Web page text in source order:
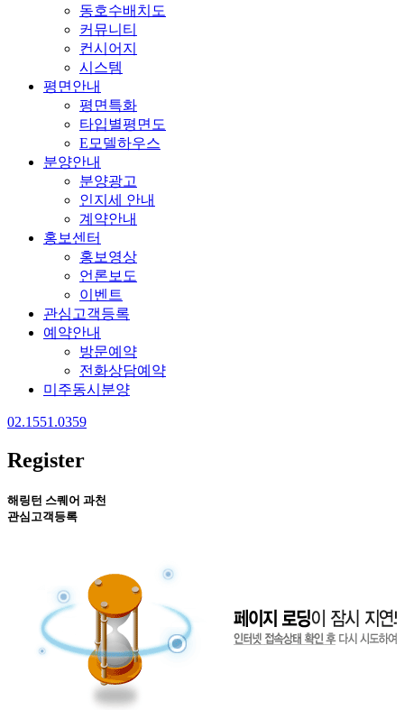
동호수배치도
커뮤니티
컨시어지
시스템
평면안내
평면특화
타입별평면도
E모델하우스
분양안내
분양광고
인지세 안내
계약안내
홍보센터
홍보영상
언론보도
이벤트
관심고객등록
예약안내
방문예약
전화상담예약
미주동시분양
02.1551.0359
Register
해링턴 스퀘어 과천
관심고객등록